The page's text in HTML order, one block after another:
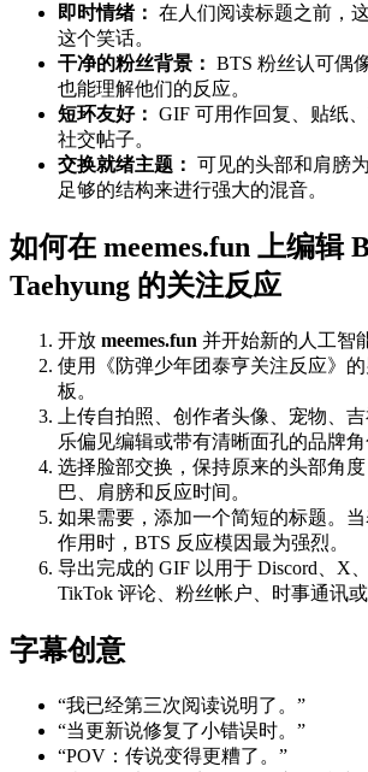
即时情绪： 在人们阅读标题之前，
这个笑话。
干净的粉丝背景： BTS 粉丝认可偶
也能理解他们的反应。
短环友好： GIF 可用作回复、贴纸
社交帖子。
交换就绪主题： 可见的头部和肩膀
足够的结构来进行强大的混音。
如何在 meemes.fun 上编辑
Taehyung 的关注反应
开放 meemes.fun 并开始新的人工智
使用《防弹少年团泰亨关注反应》
板。
上传自拍照、创作者头像、宠物、
乐偏见编辑或带有清晰面孔的品牌角
选择脸部交换，保持原来的头部角
巴、肩膀和反应时间。
如果需要，添加一个简短的标题。
作用时，BTS 反应模因最为强烈。
导出完成的 GIF 以用于 Discord、X、
TikTok 评论、粉丝帐户、时事通讯或
字幕创意
“我已经第三次阅读说明了。”
“当更新说修复了小错误时。”
“POV：传说变得更糟了。”